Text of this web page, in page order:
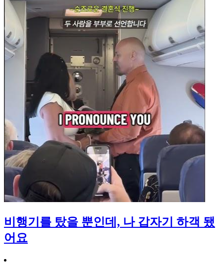
비행기를 탔을 뿐인데, 나 갑자기 하객 됐
어요